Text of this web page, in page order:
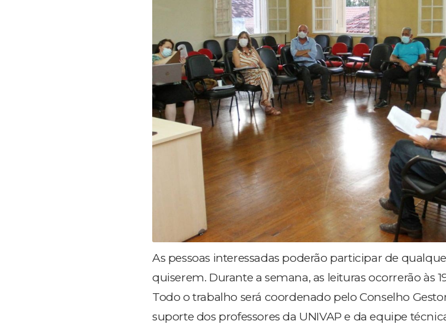
As pessoas interessadas poderão participar de
quiserem. Durante a semana, as leituras ocorrerão às
Todo o trabalho será coordenado pelo Conselho
suporte dos professores da UNIVAP e da equipe